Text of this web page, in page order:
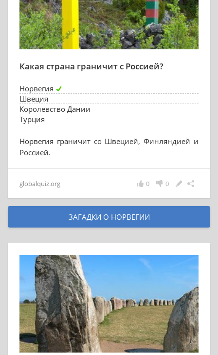
Какая страна граничит с Россией?
Норвегия
Швеция
Королевство Дании
Турция
Норвегия граничит со Швецией, Финляндией и
Россией.
globalquiz.org 0
0
ЗАГАДКИ О НОРВЕГИИ